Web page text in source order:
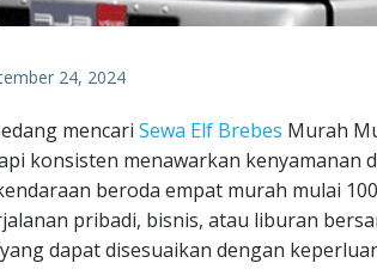
24, 2024
mencari Sewa Elf Brebes Murah
konsisten menawarkan kenyamanan
beroda empat murah mulai
pribadi, bisnis, atau liburan
dapat disesuaikan dengan